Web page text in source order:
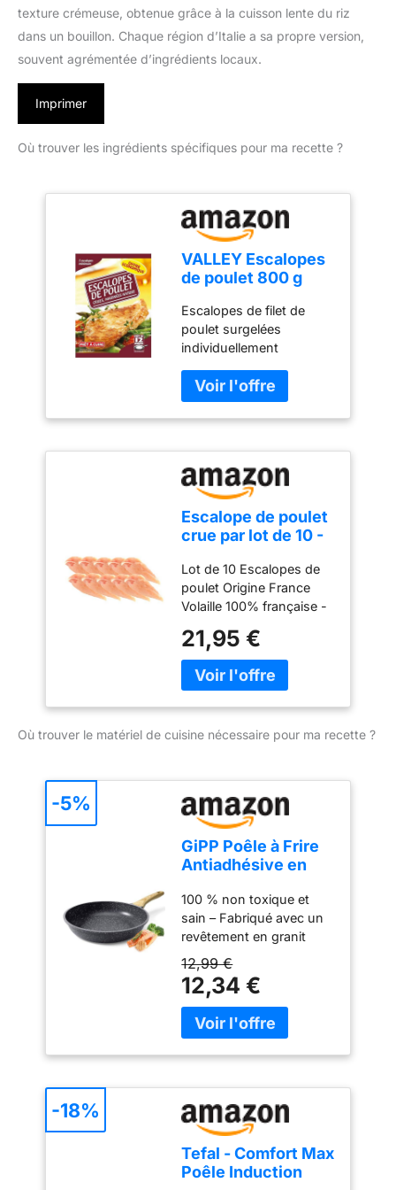
texture crémeuse, obtenue grâce à la cuisson lente du riz
dans un bouillon. Chaque région d’Italie a sa propre version,
souvent agrémentée d’ingrédients locaux.
Imprimer
Où trouver les ingrédients spécifiques pour ma recette ?
VALLEY Escalopes
de poulet 800 g
Escalopes de filet de
poulet surgelées
individuellement
COLZA DÉSIGNATION
LÉGALE DU PRODUIT:
Escalopes de poulet
Escalope de poulet
crue par lot de 10 -
France
Lot de 10 Escalopes de
poulet Origine France
Volaille 100% française -
Escalope de poulet crue
et prête à cuire - DLC 6
jours à réception
sous-vide d'environ 1,5
21,95 €
Où trouver le matériel de cuisine nécessaire pour ma recette ?
GiPP Poêle à Frire
Antiadhésive en
Feux Dont
Induction
100 % non toxique et
sain – Fabriqué avec un
revêtement en granit
sain, sans PFAS, PFOA,
PFOS, APEO, plomb ni
cadmium, et approuvé
par SGS. La poêle en
céramique GiPP est sans
Antiadhésif en granit –
Les aliments glissent
facilement, nécessitant
moins d'huile pour une
cuisson plus saine avec
cette poêle en
12,99 €
12,34 €
-5%
Tefal - Comfort Max
Poêle Induction
-18%